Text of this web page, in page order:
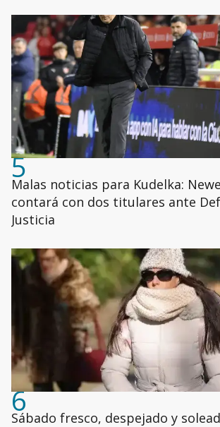
5
Malas noticias para Kudelka:
contará con dos titulares ante
Justicia
6
Sábado fresco, despejado y